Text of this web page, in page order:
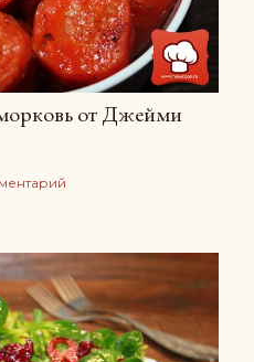
от Джейми